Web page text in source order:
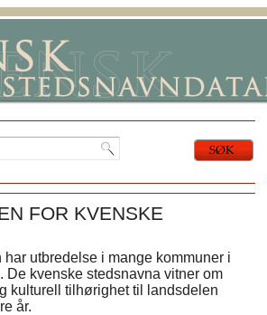
FOR KVENSKE
har utbredelse i mange kommuner i
De kvenske stedsnavna vitner om
kulturell tilhørighet til landsdelen
år.